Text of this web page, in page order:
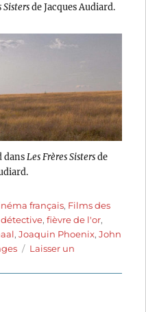
Sistersde Jacques Audiard.
dans Les Frères Sistersde
français, Films des
détective,fièvre de l'or,
,Joaquin Phoenix,John
Laisser un